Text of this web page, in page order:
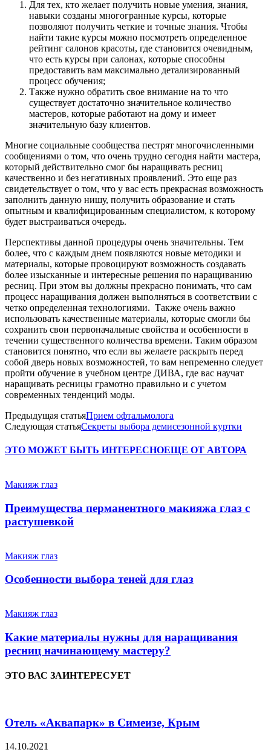
Для тех, кто желает получить новые умения, знания,
навыки созданы многогранные курсы, которые
позволяют получить четкие и точные знания. Чтобы
найти такие курсы можно посмотреть определенное
рейтинг салонов красоты, где становится очевидным,
что есть курсы при салонах, которые способны
предоставить вам максимально детализированный
процесс обучения;
Также нужно обратить свое внимание на то что
существует достаточно значительное количество
мастеров, которые работают на дому и имеет
значительную базу клиентов.
Многие социальные сообщества пестрят многочисленными
сообщениями о том, что очень трудно сегодня найти мастера,
который действительно смог бы наращивать ресниц
качественно и без негативных проявлений. Это еще раз
свидетельствует о том, что у вас есть прекрасная возможность
заполнить данную нишу, получить образование и стать
опытным и квалифицированным специалистом, к которому
будет выстраиваться очередь.
Перспективы данной процедуры очень значительны. Тем
более, что с каждым днем появляются новые методики и
материалы, которые провоцируют возможность создавать
более изысканные и интересные решения по наращиванию
ресниц. При этом вы должны прекрасно понимать, что сам
процесс наращивания должен выполняться в соответствии с
четко определенная технологиями. Также очень важно
использовать качественные материалы, которые смогли бы
сохранить свои первоначальные свойства и особенности в
течении существенного количества времени. Таким образом
становится понятно, что если вы желаете раскрыть перед
собой дверь новых возможностей, то вам непременно следует
пройти обучение в учебном центре ДИВА, где вас научат
наращивать ресницы грамотно правильно и с учетом
современных тенденций моды.
Предыдущая статьяПрием офтальмолога
Следующая статьяСекреты выбора демисезонной куртки
ЭТО МОЖЕТ БЫТЬ ИНТЕРЕСНОЕЩЕ ОТ АВТОРА
Макияж глаз
Преимущества перманентного макияжа глаз с
растушевкой
Макияж глаз
Особенности выбора теней для глаз
Макияж глаз
Какие материалы нужны для наращивания
ресниц начинающему мастеру?
ЭТО ВАС ЗАИНТЕРЕСУЕТ
Отель «Аквапарк» в Симеизе, Крым
14.10.2021